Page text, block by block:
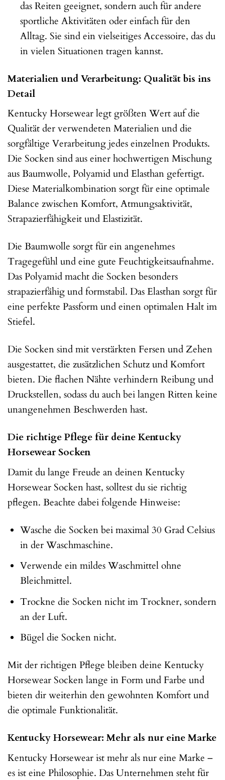
das Reiten geeignet, sondern auch für andere
sportliche Aktivitäten oder einfach für den
Alltag. Sie sind ein vielseitiges Accessoire, das du
in vielen Situationen tragen kannst.
Materialien und Verarbeitung: Qualität bis ins
Detail
Kentucky Horsewear legt größten Wert auf die
Qualität der verwendeten Materialien und die
sorgfältige Verarbeitung jedes einzelnen Produkts.
Die Socken sind aus einer hochwertigen Mischung
aus Baumwolle, Polyamid und Elasthan gefertigt.
Diese Materialkombination sorgt für eine optimale
Balance zwischen Komfort, Atmungsaktivität,
Strapazierfähigkeit und Elastizität.
Die Baumwolle sorgt für ein angenehmes
Tragegefühl und eine gute Feuchtigkeitsaufnahme.
Das Polyamid macht die Socken besonders
strapazierfähig und formstabil. Das Elasthan sorgt für
eine perfekte Passform und einen optimalen Halt im
Stiefel.
Die Socken sind mit verstärkten Fersen und Zehen
ausgestattet, die zusätzlichen Schutz und Komfort
bieten. Die flachen Nähte verhindern Reibung und
Druckstellen, sodass du auch bei langen Ritten keine
unangenehmen Beschwerden hast.
Die richtige Pflege für deine Kentucky
Horsewear Socken
Damit du lange Freude an deinen Kentucky
Horsewear Socken hast, solltest du sie richtig
pflegen. Beachte dabei folgende Hinweise:
Wasche die Socken bei maximal 30 Grad Celsius
in der Waschmaschine.
Verwende ein mildes Waschmittel ohne
Bleichmittel.
Trockne die Socken nicht im Trockner, sondern
an der Luft.
Bügel die Socken nicht.
Mit der richtigen Pflege bleiben deine Kentucky
Horsewear Socken lange in Form und Farbe und
bieten dir weiterhin den gewohnten Komfort und
die optimale Funktionalität.
Kentucky Horsewear: Mehr als nur eine Marke
Kentucky Horsewear ist mehr als nur eine Marke –
es ist eine Philosophie. Das Unternehmen steht für